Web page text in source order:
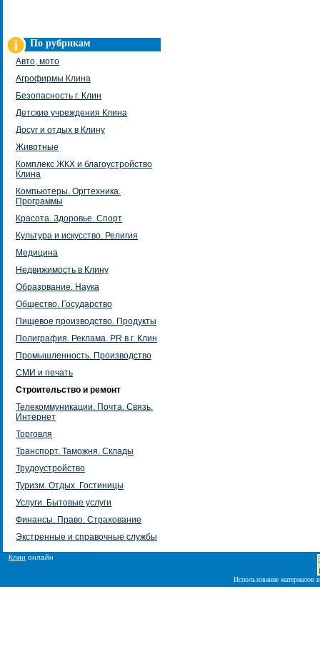
По рубрикам
Авто, мото
Агрофирмы Клина
Безопасность г. Клин
Детские учреждения Клина
Досуг и отдых в Клину
Животные
Комплекс ЖКХ и благоустройство
Клина
Компьютеры. Оргтехника.
Программы
Красота. Здоровье. Спорт
Культура и искусство. Религия
Медицина
Недвижимость в Клину
Образование. Наука
Общество. Государство
Пищевое производство. Продукты
Полиграфия. Реклама. PR в г. Клин
Промышленность. Производство
СМИ и печать
Строительство и ремонт
Телекоммуникации. Почта. Связь.
Интернет
Торговля
Транспорт. Таможня. Склады
Трудоустройство
Туризм. Отдых. Гостиницы
Услуги. Бытовые услуги
Финансы. Право. Страхование
Экстренные и справочные службы
Клин онлайн
Использование материалов